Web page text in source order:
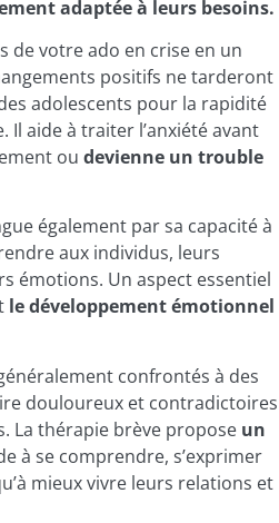
adaptée à leurs besoins.
de votre ado en crise en un
positifs ne tarderont
adolescents pour la rapidité
Il aide à traiter l’anxiété avant
ou devienne un trouble
également par sa capacité à
aux individus, leurs
émotions. Un aspect essentiel
le développement émotionnel
confrontés à des
douloureux et contradictoires
La thérapie brève propose un
à se comprendre, s’exprimer
mieux vivre leurs relations et